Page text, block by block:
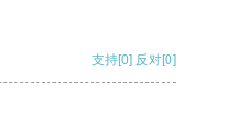
支持[0] 反对[0]